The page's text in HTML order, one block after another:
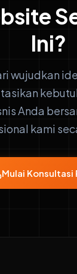
Ini?
wujudkan
Anda
kami
Mulai Konsultasi